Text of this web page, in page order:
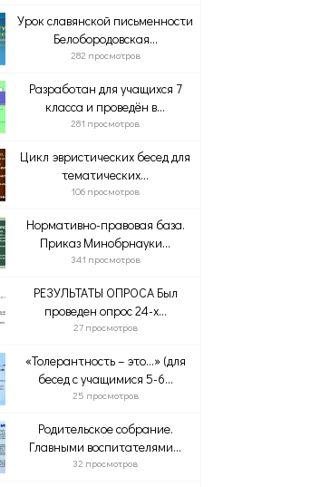
Урок славянской письменности
Белобородовская...
282 просмотров
Разработан для учащихся 7
класса и проведён в...
281 просмотров
Цикл эвристических бесед для
тематических...
106 просмотров
Нормативно-правовая база.
Приказ Минобрнауки...
341 просмотров
РЕЗУЛЬТАТЫ ОПРОСА Был
проведен опрос 24-х...
27 просмотров
«Толерантность – это…» (для
бесед с учащимися 5-6...
25 просмотров
Родительское собрание.
Главными воспитателями...
32 просмотров